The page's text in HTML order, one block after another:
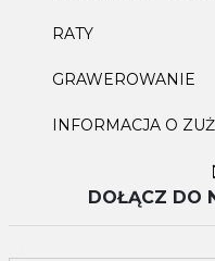
RATY
GRAWEROWANIE
INFORMACJA O
DOŁĄCZ DO